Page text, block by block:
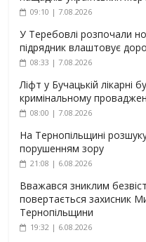
09:10 | 7.08.2026
У Теребовлі розпочали
підрядник влаштовує
08:33 | 7.08.2026
Ліфт у Бучацькій лікарні
кримінальному
08:00 | 7.08.2026
На Тернопільщині
порушенням зору
21:08 | 6.08.2026
Вважався зниклим
повертається захисник
Тернопільщини
19:32 | 6.08.2026